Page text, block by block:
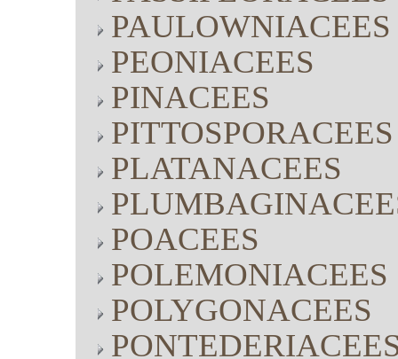
PAULOWNIACEES
PEONIACEES
PINACEES
PITTOSPORACEES
PLATANACEES
POACEES
POLEMONIACEES
POLYGONACEES